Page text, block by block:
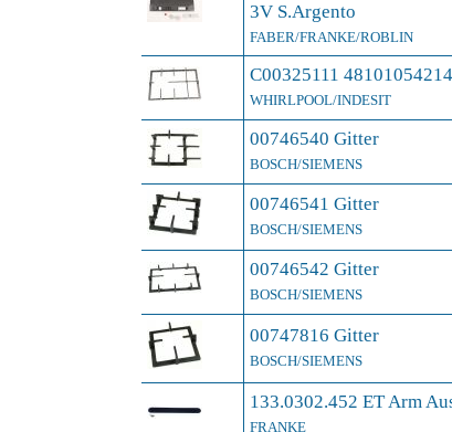
3V S.Argento
FABER/FRANKE/ROBLIN
C00325111
WHIRLPOOL/INDESIT
00746540 Gitter
BOSCH/SIEMENS
00746541 Gitter
BOSCH/SIEMENS
00746542 Gitter
BOSCH/SIEMENS
00747816 Gitter
BOSCH/SIEMENS
133.0302.452 ET Arm
FRANKE